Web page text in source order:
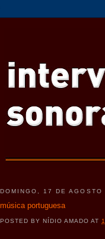
DOMINGO, 17 DE AGOSTO
música portuguesa
POSTED BY NÍDIO AMADO AT